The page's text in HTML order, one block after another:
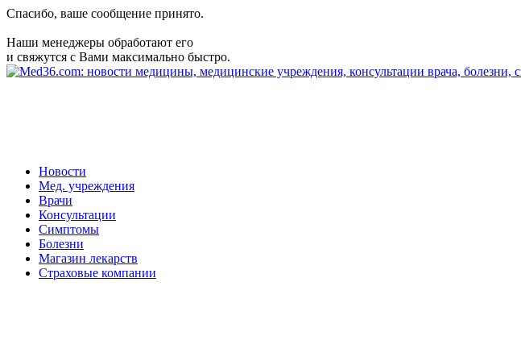
Спасибо, ваше сообщение принято.
Наши менеджеры обработают его
и свяжутся с Вами максимально быстро.
Новости
Мед. учреждения
Врачи
Консультации
Симптомы
Болезни
Магазин лекарств
Страховые компании